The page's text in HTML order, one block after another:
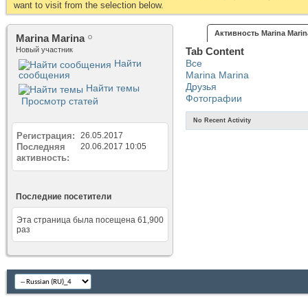
want to visit from the selection below.
Marina Marina
Новый участник
Найти
сообщения
Найти темы
Просмотр статей
Регистрация 26.05.2017
Последняя
активность
20.06.2017 10:05
Последние посетители
Эта страница была посещена 61,900
раз
Активность Marina
Tab Content
Все
Marina Marina
Друзья
Фотографии
No Recent Activity